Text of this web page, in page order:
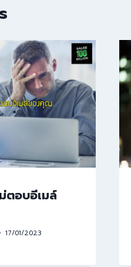
ตอบอีเมล์
17/01/2023